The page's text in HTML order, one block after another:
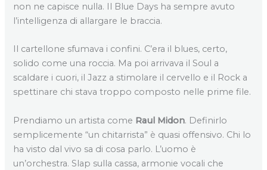
non ne capisce nulla. Il Blue Days ha sempre avuto
l’intelligenza di allargare le braccia.
Il cartellone sfumava i confini. C’era il blues, certo,
solido come una roccia. Ma poi arrivava il Soul a
scaldare i cuori, il Jazz a stimolare il cervello e il Rock a
spettinare chi stava troppo composto nelle prime file.
Prendiamo un artista come Raul Midon. Definirlo
semplicemente “un chitarrista” è quasi offensivo. Chi lo
ha visto dal vivo sa di cosa parlo. L’uomo è
un’orchestra. Slap sulla cassa, armonie vocali che